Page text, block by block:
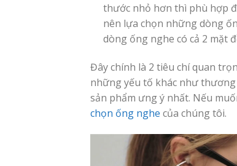
thước nhỏ hơn thì phù hợp
nên lựa chọn những dòng
dòng ống nghe có cả 2 mặt
Đây chính là 2 tiêu chí quan
những yếu tố khác như thương
sản phẩm ưng ý nhất. Nếu
chọn ống nghe của chúng tôi.